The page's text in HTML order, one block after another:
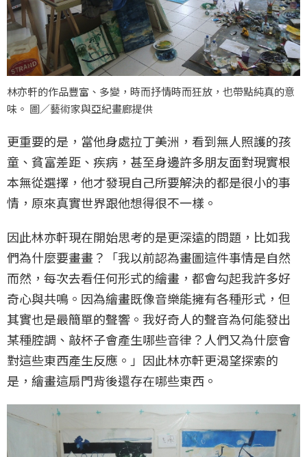
林亦軒的作品豐富、多變，時而抒情時而狂放，也帶點純真的意
味。 圖／藝術家與亞紀畫廊提供
更重要的是，當他身處拉丁美洲，看到無人照護的孩
童、貧富差距、疾病，甚至身邊許多朋友面對現實根
本無從選擇，他才發現自己所要解決的都是很小的事
情，原來真實世界跟他想得很不一樣。
因此林亦軒現在開始思考的是更深遠的問題，比如我
們為什麼要畫畫？「我以前認為畫圖這件事情是自然
而然，每次去看任何形式的繪畫，都會勾起我許多好
奇心與共鳴。因為繪畫既像音樂能擁有各種形式，但
其實也是最簡單的聲響。我好奇人的聲音為何能發出
某種腔調、敲杯子會產生哪些音律？人們又為什麼會
對這些東西產生反應。」因此林亦軒更渴望探索的
是，繪畫這扇門背後還存在哪些東西。